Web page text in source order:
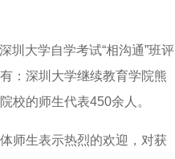
圳大学自学考试“相沟通”班评
：深圳大学继续教育学院熊
校的师生代表450余人。
师生表示热烈的欢迎，对获